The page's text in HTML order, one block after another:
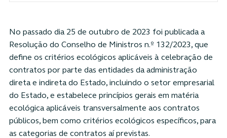
No passado dia 25 de outubro de 2023 foi publicada a
Resolução do Conselho de Ministros n.º 132/2023, que
define os critérios ecológicos aplicáveis à celebração de
contratos por parte das entidades da administração
direta e indireta do Estado, incluindo o setor empresarial
do Estado, e estabelece princípios gerais em matéria
ecológica aplicáveis transversalmente aos contratos
públicos, bem como critérios ecológicos específicos, para
as categorias de contratos aí previstas.